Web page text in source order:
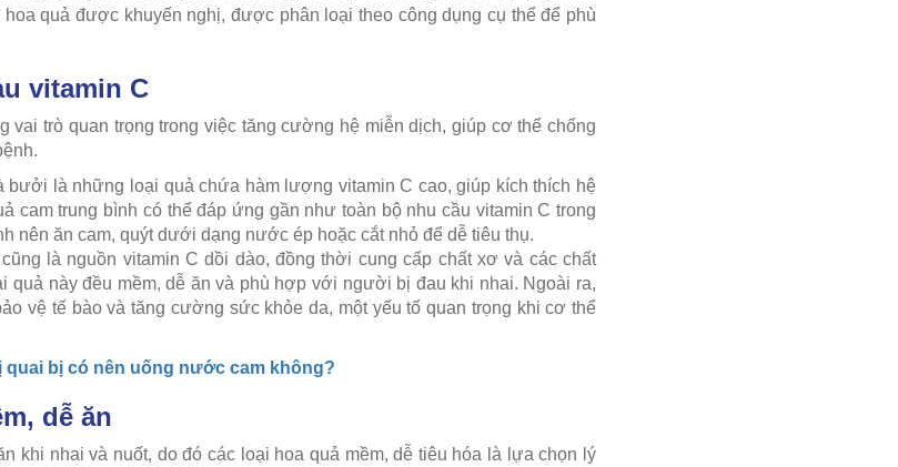
quả được khuyến nghị, được phân loại theo công dụng cụ thể để phù
vitamin C
vai trò quan trọng trong việc tăng cường hệ miễn dịch, giúp cơ thể chống
bưởi là những loại quả chứa hàm lượng vitamin C cao, giúp kích thích hệ
cam trung bình có thể đáp ứng gần như toàn bộ nhu cầu vitamin C trong
nên ăn cam, quýt dưới dạng nước ép hoặc cắt nhỏ để dễ tiêu thụ.
là nguồn vitamin C dồi dào, đồng thời cung cấp chất xơ và các chất
quả này đều mềm, dễ ăn và phù hợp với người bị đau khi nhai. Ngoài ra,
vệ tế bào và tăng cường sức khỏe da, một yếu tố quan trọng khi cơ thể
quai bị có nên uống nước cam không?
dễ ăn
khi nhai và nuốt, do đó các loại hoa quả mềm, dễ tiêu hóa là lựa chọn lý